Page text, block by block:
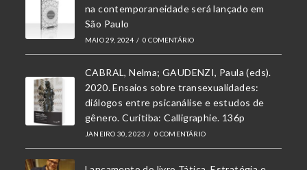
na contemporaneidade será lançado em
São Paulo
MAIO 29, 2024 / 0 COMENTÁRIO
CABRAL, Nelma; GAUDENZI, Paula (eds).
2020. Ensaios sobre transexualidades:
diálogos entre psicanálise e estudos de
gênero. Curitiba: Calligraphie. 136p
JANEIRO 30, 2023 / 0 COMENTÁRIO